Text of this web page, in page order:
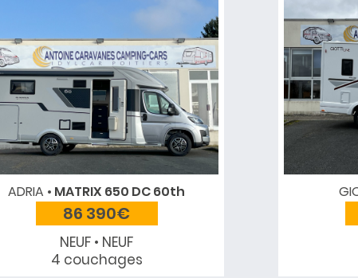
ADRIA MATRIX 650 DC 60th
86 390€
NEUF • NEUF
4 couchages